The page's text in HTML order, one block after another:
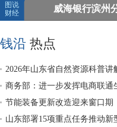
威海银行滨州
图说
财经
钱沿 热点
2026年山东省自然资源科普讲
成功举办
商务部：进一步发挥电商联通
下等独特优势
节能装备更新改造迎来窗口期
山东部署15项重点任务推动新